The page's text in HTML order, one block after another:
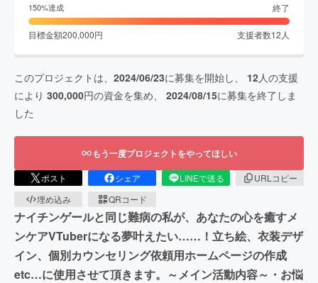
150%達成 終了
目標金額200,000円 支援者数12 人
このプロジェクトは、 2024/06/23に募集を開始し、 12人の支援
により 300,000円の資金を集め、 2024/08/15に募集を終了しま
した
もう一度プロジェクトをやってほしい
ポスト シェア LINEで送る
URLコピー
埋め込み
QRコード
ナイチンゲールと同じ難病の私が、あなたの心を癒すメ
ンケアVTuberになる夢叶えたい……！立ち絵、衣装デザ
イン、個別カウンセリング依頼用ホームページの作成
etc…に使用させて頂きます。～メイン活動内容～・お悩